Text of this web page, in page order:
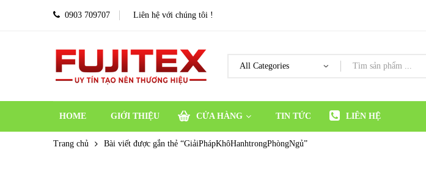
0903 709707 Liên hệ với chúng tôi !
HOME GIỚI THIỆU CỬA HÀNG TIN TỨC LIÊN HỆ
Trang chủ Bài viết được gắn thẻ “GiảiPhápKhôHanhtrongPhòngNgủ”